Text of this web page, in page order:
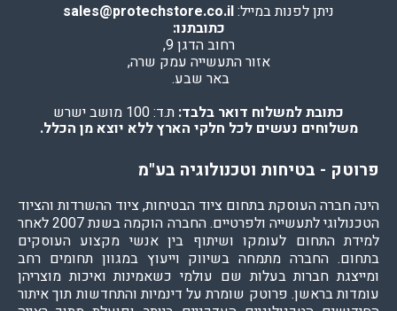
ניתן לפנות במייל:sales@protechstore.co.il
כתובתנו:
רחוב הדגן 9,
אזור התעשייה עמק שרה,
באר שבע.
כתובת למשלוח דואר בלבד: ת.ד: 100 מושב ישרש
משלוחים נעשים לכל חלקי הארץ ללא יוצא מן הכלל.
פרוטק - בטיחות וטכנולוגיה בע"מ
הינה חברה העוסקת בתחום ציוד הבטיחות, ציוד ההשרדות והציוד
הטכנולוגי לתעשייה ולפרטיים. החברה הוקמה בשנת 2007 לאחר
למידת התחום לעומקו ושיתוף בין אנשי מקצוע העוסקים
בתחום. החברה מתמחה בשיווק וייעוץ במגוון תחומים רחב
ומייצגת חברות בעלות שם עולמי כשאמינות ואיכות מוצריהן
עומדות בראשן. פרוטק שומרת על דינמיות והתחדשות תוך איתור